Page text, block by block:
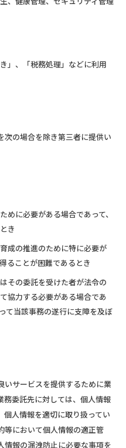
」、「税務処理」などに利用
次の場合を除き第三者に提供い
めに必要がある場合であって、
き
成の推進のために特に必要が
ることが困難であるとき
その委託を受けた者が法令の
協力する必要がある場合であ
て当該事務の遂行に支障を及ぼ
いサービスを提供するために業
務委託先に対しては、個人情報
人情報を適切に取り扱ってい
等において個人情報の適正管
情報の漏洩防止に必要な事項を